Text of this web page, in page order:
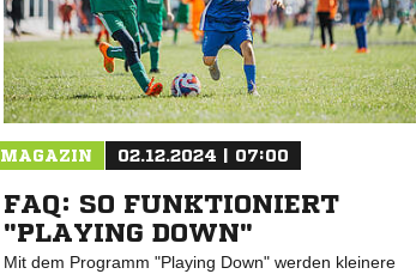
MAGAZIN 02.12.2024 | 07:00
FAQ: SO FUNKTIONIERT
"PLAYING DOWN"
Mit dem Programm "Playing Down" werden kleinere